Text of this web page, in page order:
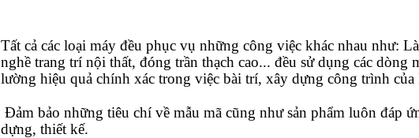
Tất cả các loại máy đều phục vụ những công việc khác nhau như:
nghề trang trí nội thất, đóng trần thạch cao... đều sử dụng các dòng
lường hiệu quả chính xác trong việc bài trí, xây dựng công trình của
Đảm bảo những tiêu chí về mẫu mã cũng như sản phẩm luôn đáp
dựng, thiết kế.